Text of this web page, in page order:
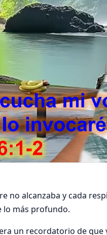
alcanzaba y cada
lo más profundo.
un recordatorio de